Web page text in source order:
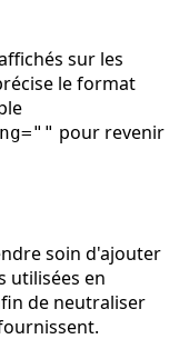
sur les
le format
pour revenir
soin d'ajouter
utilisées en
de neutraliser